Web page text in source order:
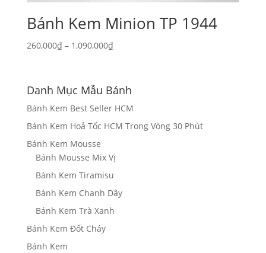
Bánh Kem Minion TP 1944
260,000₫ – 1,090,000₫Khoảng
260,000₫
1,090,000₫
Danh Mục Mẫu Bánh
Bánh Kem Best Seller HCM
Bánh Kem Hoả Tốc HCM Trong Vòng 30 Phút
Bánh Kem Mousse
Bánh Mousse Mix Vị
Bánh Kem Tiramisu
Bánh Kem Chanh Dây
Bánh Kem Trà Xanh
Bánh Kem Đốt Cháy
Bánh Kem